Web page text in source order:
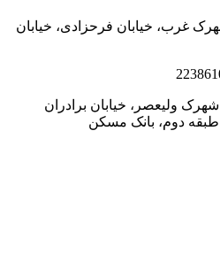
غرب، خیابان فرحزادی، خیابان
شهرک ولیعصر، خیابان برادران
طبقه دوم، بانک مسکن